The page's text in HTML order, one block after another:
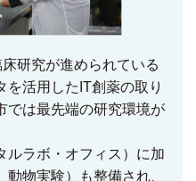
研究が進められている
を活用したIT創薬の取り
では最先端の研究環境が
ルラボ・オフィス）に加
物実験）も整備され、